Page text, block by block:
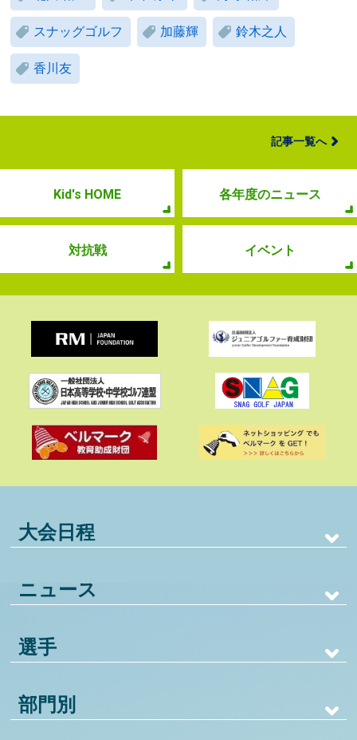
スナッグゴルフ 加藤輝 鈴木之人
香川友
記事一覧へ
Kid's HOME 各年度のニュース
対抗戦 イベント
大会日程
ニュース
選手
部門別